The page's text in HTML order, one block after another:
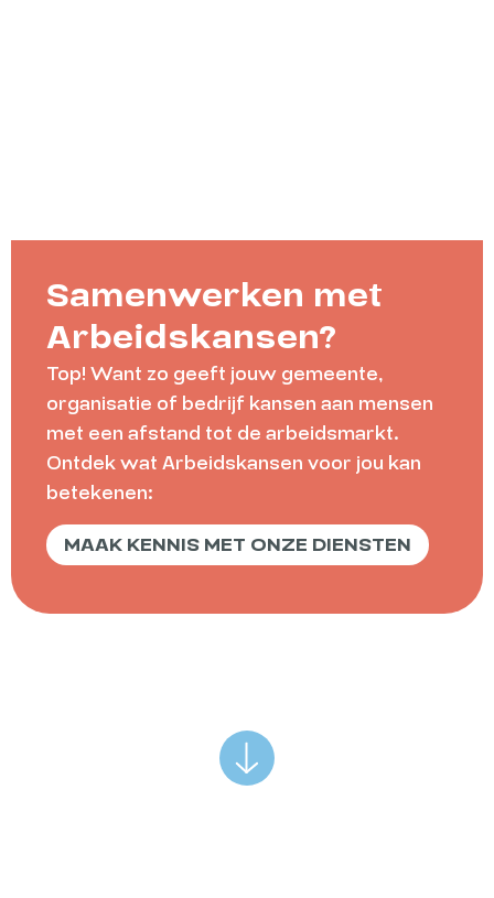
Samenwerken met
Arbeidskansen?
Top! Want zo geeft jouw gemeente,
organisatie of bedrijf kansen aan mensen
met een afstand tot de arbeidsmarkt.
Ontdek wat Arbeidskansen voor jou kan
betekenen:
MAAK KENNIS MET ONZE DIENSTEN